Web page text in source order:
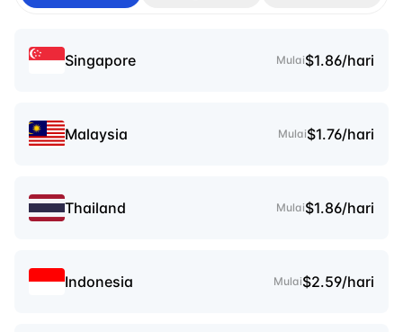
Singapore Mulai$1.86/hari
Malaysia Mulai$1.76/hari
Thailand Mulai$1.86/hari
Indonesia Mulai$2.59/hari